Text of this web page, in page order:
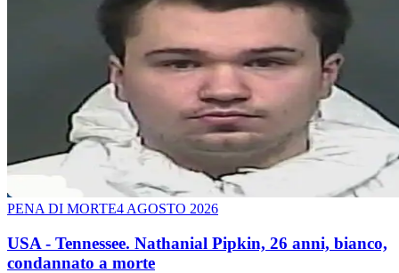
PENA DI MORTE4 AGOSTO 2026
USA - Tennessee. Nathanial Pipkin, 26 anni, bianco,
condannato a morte